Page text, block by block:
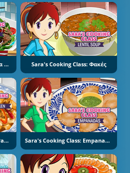
Sara's Cooking Class: Σαλάτα Με Μοσχάρι Sara's Cooking Class: Φακές
Sara's Cooking Class: Kung Pao Chicken Sara's Cooking Class: Empanadas